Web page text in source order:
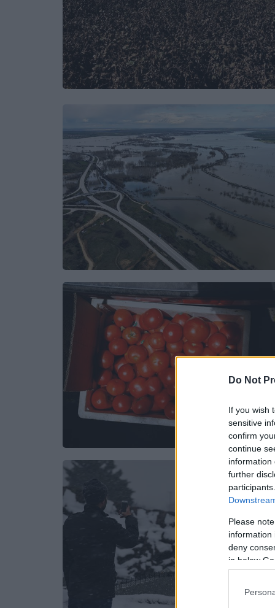
Do Not
If you wish
sensitive
confirm
continue
information
further
Please
information
deny
in below